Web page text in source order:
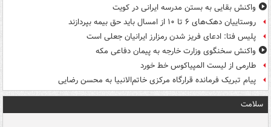
واکنش بقایی به بستن مدرسه ایرانی در کویت
روستاییان دهک‌های ۶ تا ۱۰ از امسال باید حق بیمه بپردازند
پلیس فتا: ادعای فریز شدن رمزارز ایرانیان جعلی است
واکنش سخنگوی وزارت خارجه به پیمان دفاعی مکه
طارمی از لیست المپیاکوس خط خورد
پیام تبریک فرمانده قرارگاه مرکزی خاتم‌الانبیا به محسن رضایی
سلامت